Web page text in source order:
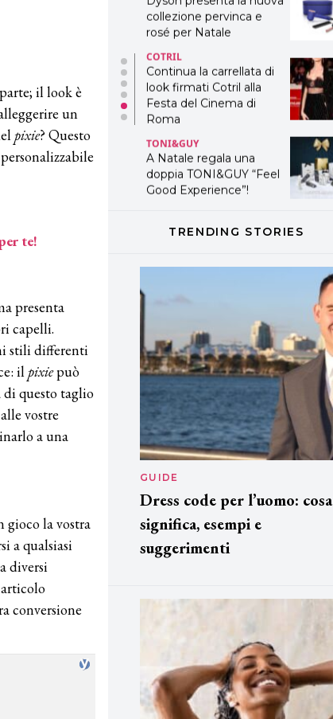
il look è
un
pixie? Questo
te!
presenta
capelli.
stili differenti
il pixiepuò
di questo taglio
vostre
a una
gioco la vostra
a qualsiasi
diversi
conversione
collezione pervinca e
rosé per Natale
COTRIL
Continua la carrellata di
look firmati Cotril alla
Festa del Cinema di
Roma
TONI&GUY
A Natale regala una
doppia TONI&GUY “Feel
Good Experience”!
LABEL.M lancia la sua
DAVINES
cofanetti beauty preziosi
per un regalo adatto ad
ogni capello
TRENDING STORIES
GUIDE
Dress code per l’uomo: cosa
significa, esempi e
suggerimenti